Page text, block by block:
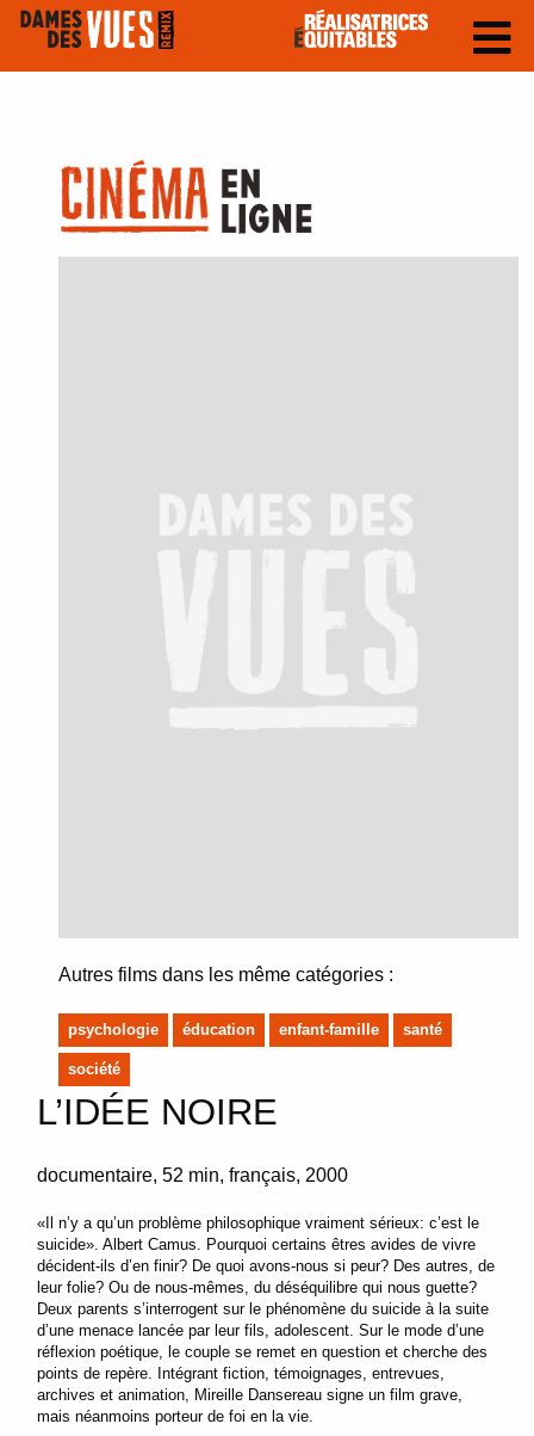
Autres films dans les même catégories :
psychologie éducation enfant-famille santé
société
L’IDÉE NOIRE
documentaire 52 min français 2000
«Il n’y a qu’un problème philosophique vraiment sérieux: c’est le
suicide». Albert Camus. Pourquoi certains êtres avides de vivre
décident-ils d’en finir? De quoi avons-nous si peur? Des autres, de
leur folie? Ou de nous-mêmes, du déséquilibre qui nous guette?
Deux parents s’interrogent sur le phénomène du suicide à la suite
d’une menace lancée par leur fils, adolescent. Sur le mode d’une
réflexion poétique, le couple se remet en question et cherche des
points de repère. Intégrant fiction, témoignages, entrevues,
archives et animation, Mireille Dansereau signe un film grave,
mais néanmoins porteur de foi en la vie.